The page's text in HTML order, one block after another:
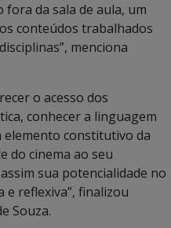
da sala de aula, um
conteúdos trabalhados
menciona
o acesso dos
conhecer a linguagem
elemento constitutivo da
do cinema ao seu
sua potencialidade no
e reflexiva”, finalizou
Souza.